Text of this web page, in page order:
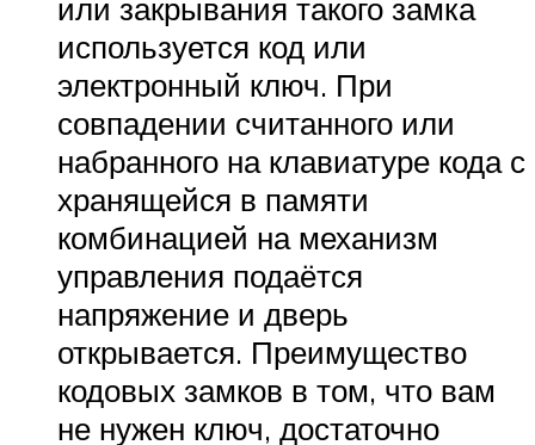
или закрывания такого замка
используется код или
электронный ключ. При
совпадении считанного или
набранного на клавиатуре кода с
хранящейся в памяти
комбинацией на механизм
управления подаётся
напряжение и дверь
открывается. Преимущество
кодовых замков в том, что вам
не нужен ключ, достаточно